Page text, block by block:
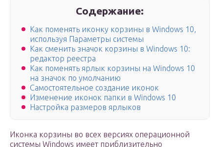
Содержание:
Как поменять иконку корзины в Windows 10,
используя Параметры системы
Как сменить значок корзины в Windows 10:
редактор реестра
Как поменять ярлык корзины на Windows 10
на значок по умолчанию
Самостоятельное создание иконок
Изменение иконок папки в Windows 10
Настройка размеров ярлыков
Иконка корзины во всех версиях операционной
системы Windows имеет приблизительно